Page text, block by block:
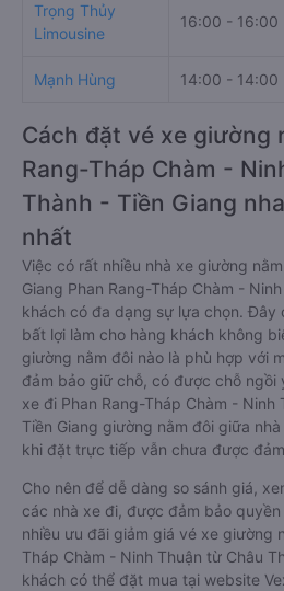
Trọng Thủy
Limousine
16:00 - 16:00
Mạnh Hùng 14:00 - 14:00
Cách đặt vé xe giường
Rang-Tháp Chàm -
Thành - Tiền Giang
nhất
Việc có rất nhiều nhà xe giường
Giang Phan Rang-Tháp Chàm -
khách có đa dạng sự lựa chọn. Đây
bất lợi làm cho hàng khách không
giường nằm đôi nào là phù hợp với
đảm bảo giữ chỗ, có được chỗ ngồi
xe đi Phan Rang-Tháp Chàm - Ninh
Tiền Giang giường nằm đôi giữa
khi đặt trực tiếp vẫn chưa được
Cho nên để dễ dàng so sánh giá,
các nhà xe đi, được đảm bảo
nhiều ưu đãi giảm giá vé xe giường
Tháp Chàm - Ninh Thuận từ Châu
khách có thể đặt mua tại website